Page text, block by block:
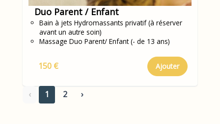
Duo Parent / Enfant
Bain à jets Hydromassants privatif (à réserver
avant un autre soin)
Massage Duo Parent/ Enfant (- de 13 ans)
150 € Ajouter
‹ 1 2 ›